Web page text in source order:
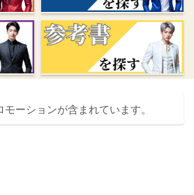
ーションが含まれています。